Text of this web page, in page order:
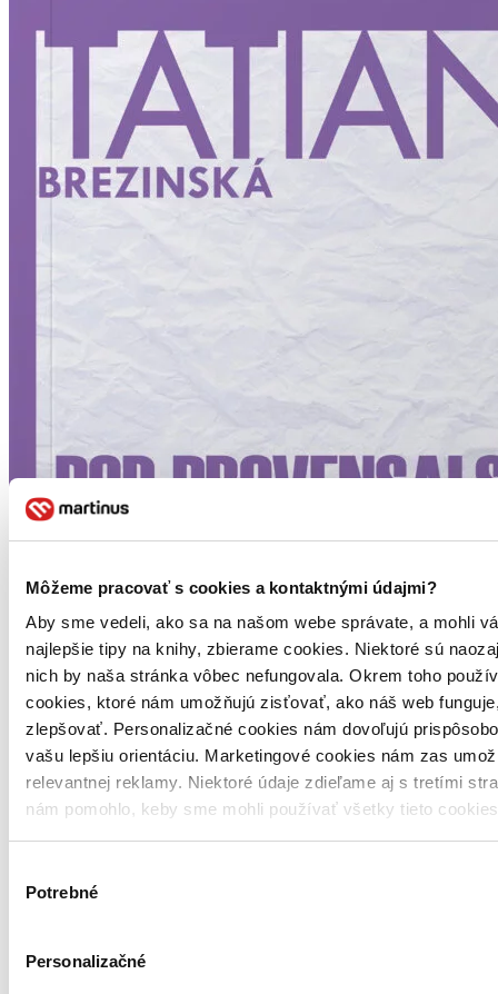
Môžeme pracovať s cookies a kontaktnými údajmi?
Aby sme vedeli, ako sa na našom webe správate, a mohli
najlepšie tipy na knihy, zbierame cookies. Niektoré sú
nich by naša stránka vôbec nefungovala. Okrem toho
cookies, ktoré nám umožňujú zisťovať, ako náš web
zlepšovať. Personalizačné cookies nám dovoľujú
vašu lepšiu orientáciu. Marketingové cookies nám zas
relevantnej reklamy. Niektoré údaje zdieľame aj s tretími
nám pomohlo, keby sme mohli používať všetky tieto
súhlasu
Potrebné
Personalizačné